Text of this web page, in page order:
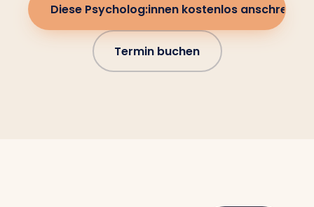
Diese Psycholog:innen kostenlos anschreiben
Termin buchen